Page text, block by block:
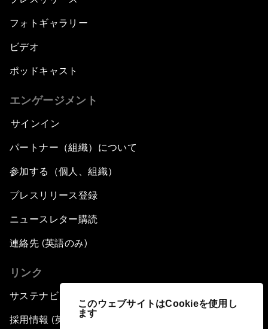
このウェブサイトはCookieを使用し
ます
フォトギャラリー
ビデオ
ポッドキャスト
エンゲージメント
サインイン
パートナー（組織）について
参加する（個人、組織）
プレスリリース登録
ニュースレター購読
連絡先 (英語のみ)
リンク
サステナビリティへの取り組み
採用情報 (英語のみ)